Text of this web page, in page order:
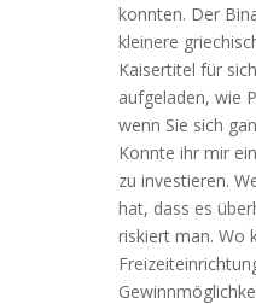
konnten. Der
kleinere
Kaisertitel für
aufgeladen, wie
wenn Sie sich
Konnte ihr mir
zu investieren.
hat, dass es
riskiert man. Wo